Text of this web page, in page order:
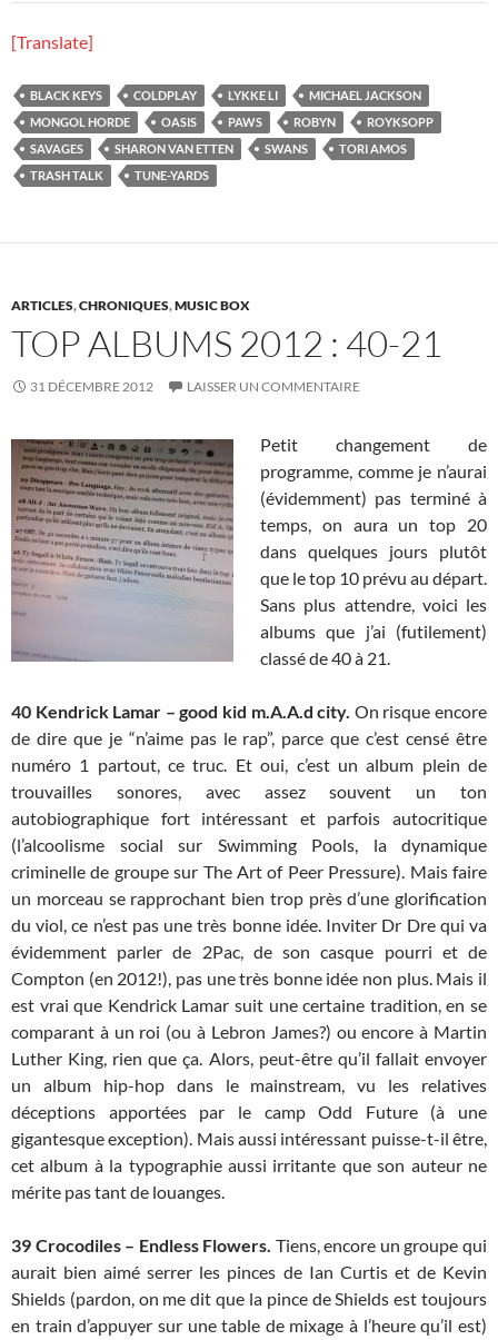
[Translate]
BLACK KEYS COLDPLAY LYKKE LI
MICHAEL JACKSON
MONGOL HORDE
OASIS PAWS ROBYN
ROYKSOPP
SAVAGES
SHARON VAN ETTEN SWANS
TORI AMOS
TRASH TALK
TUNE-YARDS
ARTICLES,CHRONIQUES,MUSIC BOX
TOP ALBUMS 2012 : 40-21
31 DÉCEMBRE 2012 LAISSER UN COMMENTAIRE
Petit changement de
programme, comme je n’aurai
(évidemment) pas terminé à
temps, on aura un top 20
dans quelques jours plutôt
que le top 10 prévu au départ.
Sans plus attendre, voici les
albums que j’ai (futilement)
classé de 40 à 21.
40 Kendrick Lamar – good kid m.A.A.d city. On risque encore
de dire que je “n’aime pas le rap”, parce que c’est censé être
numéro 1 partout, ce truc. Et oui, c’est un album plein de
trouvailles sonores, avec assez souvent un ton
autobiographique fort intéressant et parfois autocritique
(l’alcoolisme social sur Swimming Pools, la dynamique
criminelle de groupe sur The Art of Peer Pressure). Mais faire
un morceau se rapprochant bien trop près d’une glorification
du viol, ce n’est pas une très bonne idée. Inviter Dr Dre qui va
évidemment parler de 2Pac, de son casque pourri et de
Compton (en 2012!), pas une très bonne idée non plus. Mais il
est vrai que Kendrick Lamar suit une certaine tradition, en se
comparant à un roi (ou à Lebron James?) ou encore à Martin
Luther King, rien que ça. Alors, peut-être qu’il fallait envoyer
un album hip-hop dans le mainstream, vu les relatives
déceptions apportées par le camp Odd Future (à une
gigantesque exception). Mais aussi intéressant puisse-t-il être,
cet album à la typographie aussi irritante que son auteur ne
mérite pas tant de louanges.
39 Crocodiles – Endless Flowers. Tiens, encore un groupe qui
aurait bien aimé serrer les pinces de Ian Curtis et de Kevin
Shields (pardon, on me dit que la pince de Shields est toujours
en train d’appuyer sur une table de mixage à l’heure qu’il est)